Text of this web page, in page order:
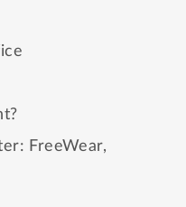
FreeWear,